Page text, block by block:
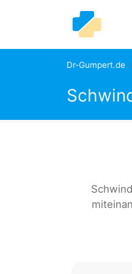
Dr-Gumpert.de